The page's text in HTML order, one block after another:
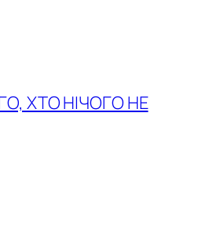
ХТО НІЧОГО НЕ